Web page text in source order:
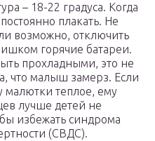
– 18-22 градуса. Когда
плакать. Не
возможно, отключить
горячие батареи.
прохладными, это не
что малыш замерз. Если
малютки теплое, ему
лучше детей не
избежать синдрома
(СВДС).